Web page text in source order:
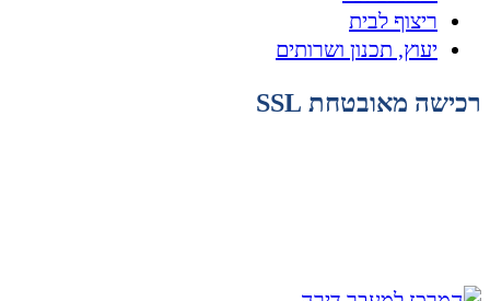
ריצוף לבית
יעוץ, תכנון ושרותים
רכישה מאובטחת SSL